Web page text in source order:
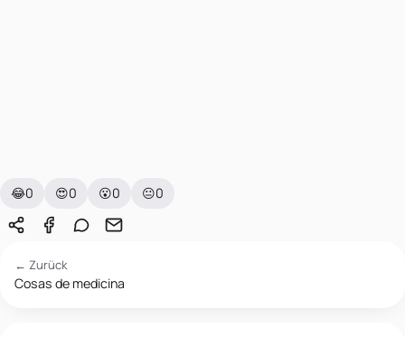
😂0 😍0 😮0 😐0
← Zurück
Cosas de medicina